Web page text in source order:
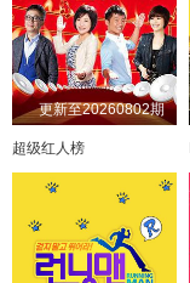
更新至20260802期
超级红人榜